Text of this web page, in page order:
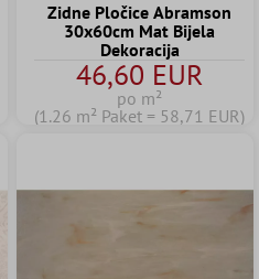
Zidne Pločice Abramson
30x60cm Mat Bijela
Dekoracija
46,60 EUR
po m²
(1.26 m² Paket = 58,71 EUR)